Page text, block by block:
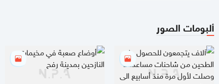
11:06 مساءاً
قطر: حماس التزمت بكل شيء في اتفاق غزة ويجب إلزام "إسرائيل"
11:00 مساءاً
مصادر عسكرية: "إسرائيل" تقيّد الاغتيالات في غزة تمهيدًا لوقف
الهجمات 14 يومًا
ألبومات الصور